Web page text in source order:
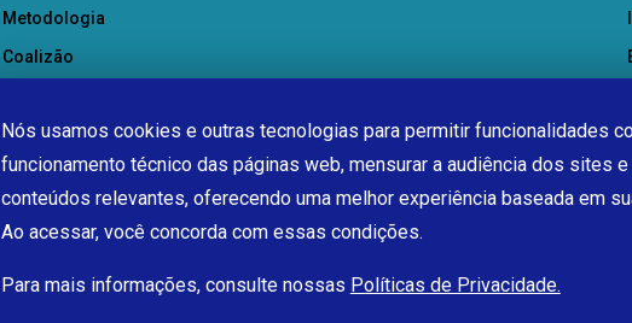
Metodologia
Coalizão
Nós usamos cookies e outras tecnologias para permitir funcionalidades
funcionamento técnico das páginas web, mensurar a audiência dos sites
conteúdos relevantes, oferecendo uma melhor experiência baseada em
Ao acessar, você concorda com essas condições.
Para mais informações, consulte nossas Políticas de Privacidade.